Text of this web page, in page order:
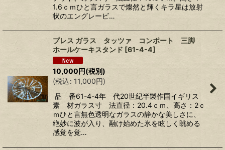
1.6ｃｍひと言ガラスで燦然と輝くキラ星は放射
状のエングレービ…
プレス ガラス タッツァ コンポート 三脚
ホールケーキスタンド [61-4-4]
10,000円(税別)
(税込: 11,000円)
品 番61-4-4年 代20世紀半製作国イギリス
素 材ガラス寸 法直径：20.4ｃｍ、高さ：2ｃ
ｍひと言無色透明なガラスの静かな美しさに、
絶妙に波が入り、融け始めた氷を眩しく眺める
感覚を覚…